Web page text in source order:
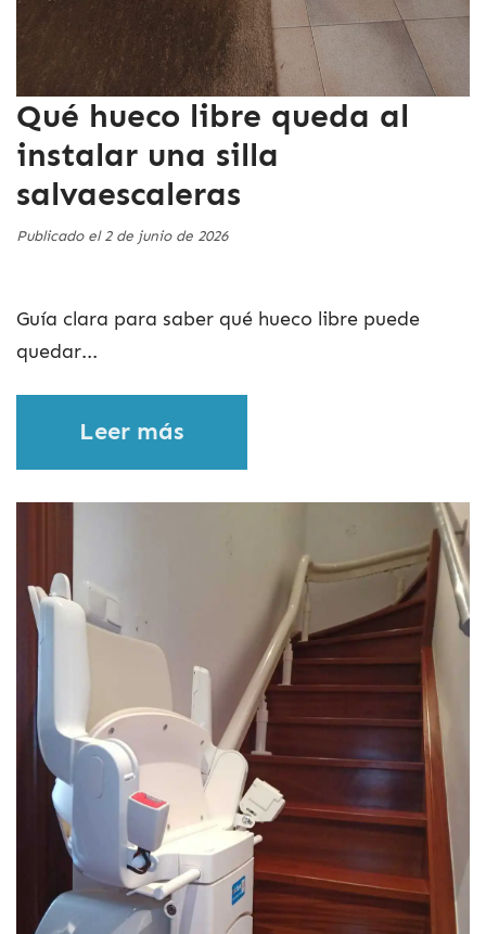
Qué hueco libre queda al
instalar una silla
salvaescaleras
Publicado el 2 de junio de 2026
Guía clara para saber qué hueco libre puede
quedar...
Leer más